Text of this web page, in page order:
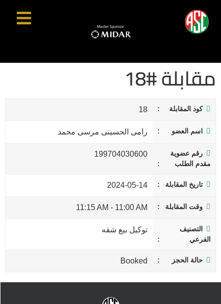
مقابلة #18
كود المقابلة 18
اسم العضو رامى الحسينى مرسى محمد
رقم عضوية
مقدم الطلب
199704030600
تاريخ المقابلة 2024-05-14
وقت المقابلة 11:00 AM
-
11:15 AM
التصنيف
الفرعي
توكيل بيع شقه
حالة الحجز Booked